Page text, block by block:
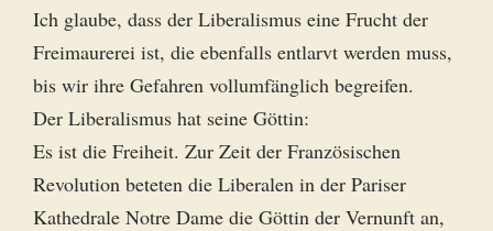
Ich glaube, dass der Liberalismus eine Frucht der
Freimaurerei ist, die ebenfalls entlarvt werden muss,
bis wir ihre Gefahren vollumfänglich begreifen.
Der Liberalismus hat seine Göttin:
Es ist die Freiheit. Zur Zeit der Französischen
Revolution beteten die Liberalen in der Pariser
Kathedrale Notre Dame die Göttin der Vernunft an,